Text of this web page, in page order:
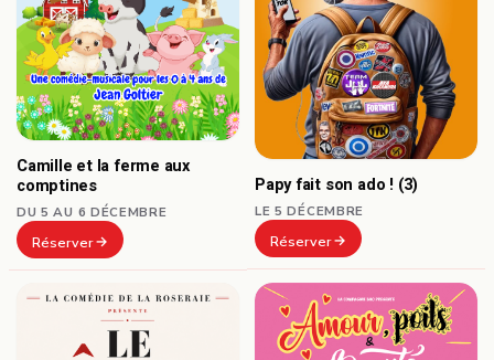
Camille et la ferme aux
comptines
DU 5 AU 6 DÉCEMBRE
Réserver
Papy fait son ado ! (3)
LE 5 DÉCEMBRE
Réserver